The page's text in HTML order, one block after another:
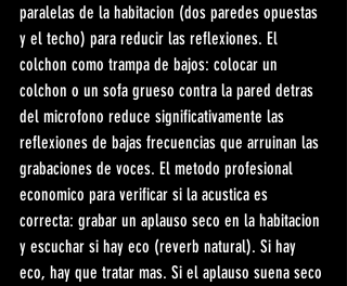
paralelas de la habitacion (dos paredes opuestas
y el techo) para reducir las reflexiones. El
colchon como trampa de bajos: colocar un
colchon o un sofa grueso contra la pared detras
del microfono reduce significativamente las
reflexiones de bajas frecuencias que arruinan las
grabaciones de voces. El metodo profesional
economico para verificar si la acustica es
correcta: grabar un aplauso seco en la habitacion
y escuchar si hay eco (reverb natural). Si hay
eco, hay que tratar mas. Si el aplauso suena seco